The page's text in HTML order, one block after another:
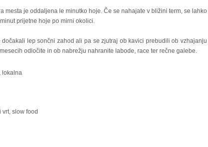
mesta je oddaljena le minutko hoje. Če se nahajate v bližini term, se lahko
prijetne hoje po mirni okolici.
lep sončni zahod ali pa se zjutraj ob kavici prebudili ob vzhajanju
odločite in ob nabrežju nahranite labode, race ter rečne galebe.
, lokalna
slow food